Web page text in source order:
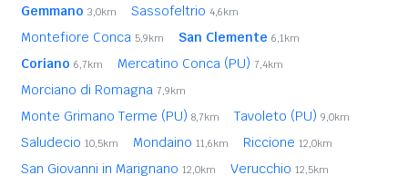
Gemmano 3,0km Sassofeltrio 4,6km
Montefiore Conca 5,9km San Clemente 6,1km
Coriano 6,7km Mercatino Conca (PU) 7,4km
Morciano di Romagna 7,9km
Monte Grimano Terme (PU) 8,7km Tavoleto (PU) 9,0km
Saludecio 10,5km Mondaino 11,6km Riccione 12,0km
San Giovanni in Marignano 12,0km Verucchio 12,5km